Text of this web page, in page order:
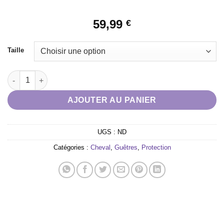
59,99 €
Taille
quantité de Guêtres Lamicell Elite noir
AJOUTER AU PANIER
UGS : ND
Catégories : Cheval Guêtres Protection